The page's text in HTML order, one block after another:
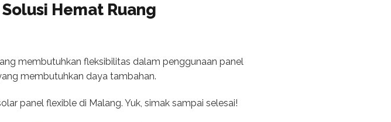
Hemat Ruang
membutuhkan fleksibilitas dalam penggunaan panel
membutuhkan daya tambahan.
panel flexible di Malang. Yuk, simak sampai selesai!